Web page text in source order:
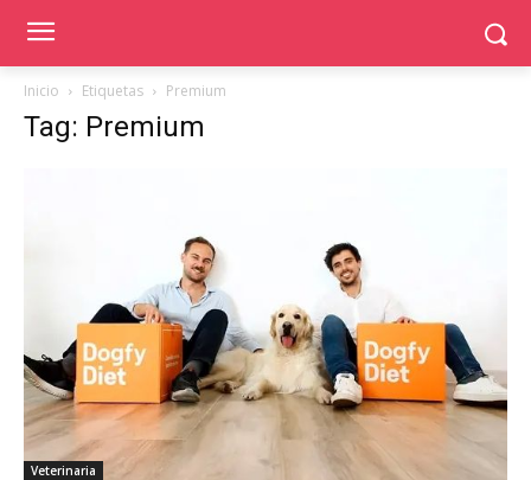
Inicio Etiquetas Premium
Tag: Premium
Veterinaria